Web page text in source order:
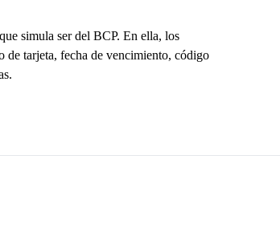
simula ser del BCP. En ella, los
de tarjeta, fecha de vencimiento, código